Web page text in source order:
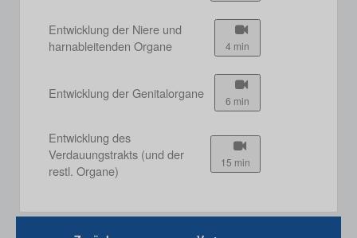
Entwicklung der Niere und
harnableitenden Organe
4 min
Entwicklung der Genitalorgane 6 min
Entwicklung des
Verdauungstrakts (und der
restl. Organe)
15 min